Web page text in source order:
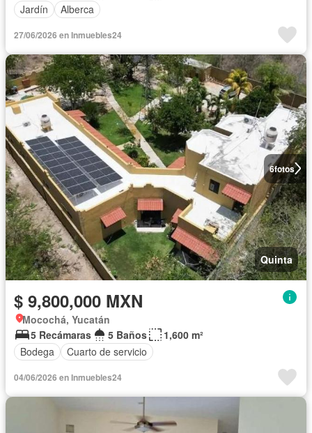
Jardín
Alberca
27/06/2026 en Inmuebles24
6fotos
Quinta
$ 9,800,000 MXN
Mocochá, Yucatán
5 Recámaras
5 Baños
1,600 m²
Bodega
Cuarto de servicio
04/06/2026 en Inmuebles24